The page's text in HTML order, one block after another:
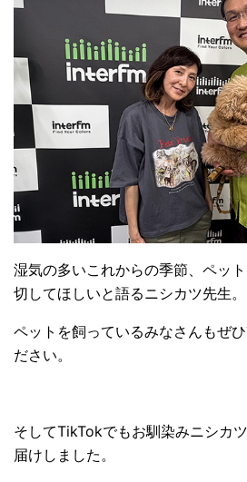
湿気の多いこれからの季節、ペッ
切してほしいと語るニシカツ先生。
ペットを飼っているみなさんもぜ
ださい。
そしてTikTokでもお馴染みニシ
届けしました。